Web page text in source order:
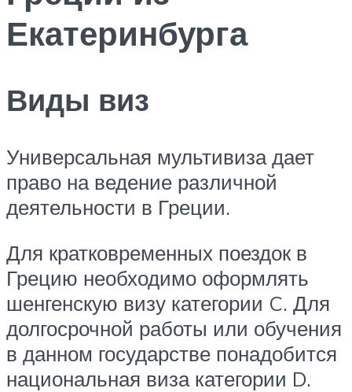
Екатеринбурга
Виды виз
Универсальная мультивиза дает
право на ведение различной
деятельности в Греции.
Для кратковременных поездок в
Грецию необходимо оформлять
шенгенскую визу категории C. Для
долгосрочной работы или обучения
в данном государстве понадобится
национальная виза категории D.